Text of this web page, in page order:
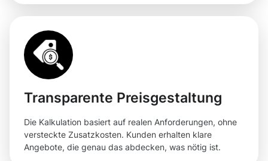
Transparente Preisgestaltung
Die Kalkulation basiert auf realen Anforderungen, ohne
versteckte Zusatzkosten. Kunden erhalten klare
Angebote, die genau das abdecken, was nötig ist.